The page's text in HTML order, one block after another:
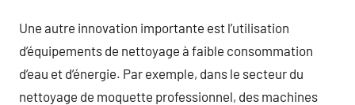
Une autre innovation importante est l’utilisation
d’équipements de nettoyage à faible consommation
d’eau et d’énergie. Par exemple, dans le secteur du
nettoyage de moquette professionnel, des machines